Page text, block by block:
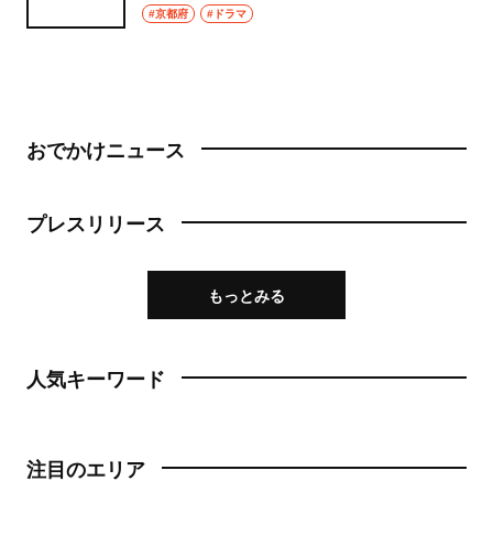
#京都府 #ドラマ
おでかけニュース
プレスリリース
もっとみる
人気キーワード
注目のエリア